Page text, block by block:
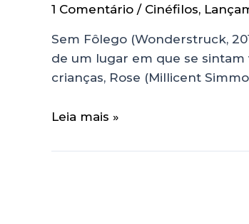
1 Comentário / Cinéfilos,
Sem Fôlego (Wonderstruck,
de um lugar em que se sintam
crianças, Rose (Millicent
Leia mais »